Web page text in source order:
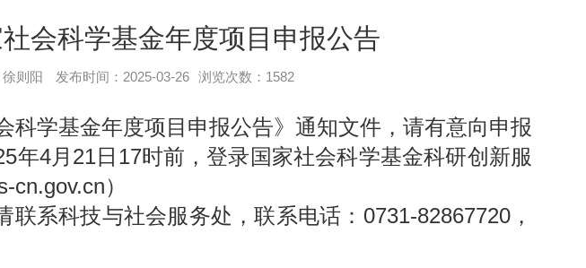
会科学基金年度项目申报公告
则阳 发布时间：2025-03-26 浏览次数： 1582
科学基金年度项目申报公告》通知文件，请有意向申报
年4月21日17时前，登录国家社会科学基金科研创新服
cn.gov.cn）
系科技与社会服务处，联系电话：0731-82867720，